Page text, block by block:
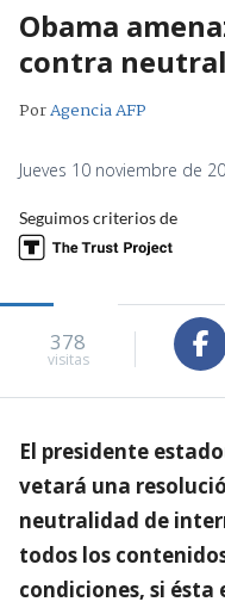
Obama
contra
PorAgencia AFP
Jueves 10 noviembre de
Seguimos criterios de
378
visitas
El presidente
vetará una
neutralidad de
todos los
condiciones, si ésta